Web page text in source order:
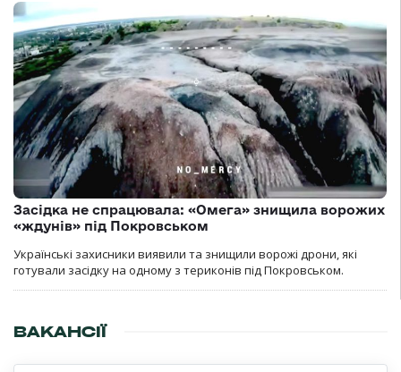
Засідка не спрацювала: «Омега» знищила ворожих
«ждунів» під Покровськом
Українські захисники виявили та знищили ворожі дрони, які
готували засідку на одному з териконів під Покровськом.
ВАКАНСІЇ